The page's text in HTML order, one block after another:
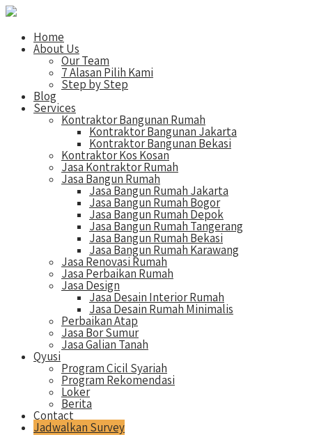
Home
About Us
Our Team
7 Alasan Pilih Kami
Step by Step
Blog
Services
Kontraktor Bangunan Rumah
Kontraktor Bangunan Jakarta
Kontraktor Bangunan Bekasi
Kontraktor Kos Kosan
Jasa Kontraktor Rumah
Jasa Bangun Rumah
Jasa Bangun Rumah Jakarta
Jasa Bangun Rumah Bogor
Jasa Bangun Rumah Depok
Jasa Bangun Rumah Tangerang
Jasa Bangun Rumah Bekasi
Jasa Bangun Rumah Karawang
Jasa Renovasi Rumah
Jasa Perbaikan Rumah
Jasa Design
Jasa Desain Interior Rumah
Jasa Desain Rumah Minimalis
Perbaikan Atap
Jasa Bor Sumur
Jasa Galian Tanah
Qyusi
Program Cicil Syariah
Program Rekomendasi
Loker
Berita
Contact
Jadwalkan Survey